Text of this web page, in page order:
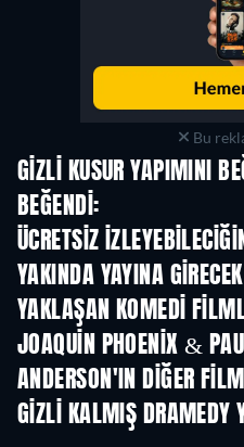
Bu
GIZLI KUSUR YAPIMINI
BEĞENDI:
ÜCRETSIZ
YAKINDA YAYINA
YAKLAŞAN KOMEDI
JOAQUIN PHOENIX &
ANDERSON'IN DIĞER
GIZLI KALMIŞ DRAMEDY
TV